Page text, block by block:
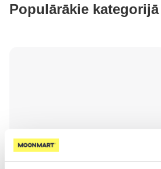
Populārākie kategorijā